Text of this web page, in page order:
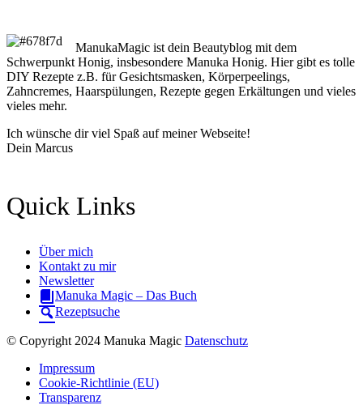
ManukaMagic ist dein Beautyblog mit dem
Schwerpunkt Honig, insbesondere Manuka Honig. Hier gibt es tolle
DIY Rezepte z.B. für Gesichtsmasken, Körperpeelings,
Zahncremes, Haarspülungen, Rezepte gegen Erkältungen und vieles
vieles mehr.
Ich wünsche dir viel Spaß auf meiner Webseite!
Dein Marcus
Quick Links
Über mich
Kontakt zu mir
Newsletter
Manuka Magic – Das Buch
Rezeptsuche
© Copyright 2024 Manuka Magic Datenschutz
Impressum
Cookie-Richtlinie (EU)
Transparenz